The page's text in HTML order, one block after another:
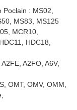
: MS02,
MS83, MS125
MCR10,
HDC18,
A2FO, A6V,
OMT, OMV, OMM,